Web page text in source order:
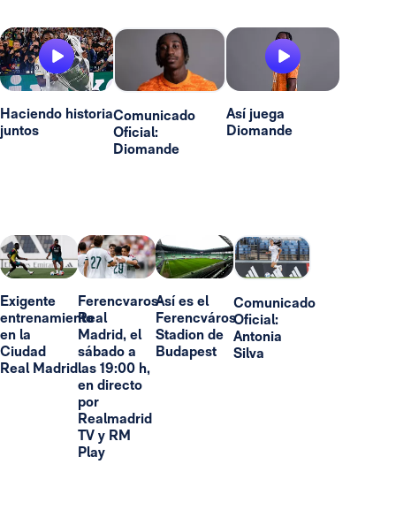
Haciendo historia
juntos
Comunicado
Oficial:
Diomande
Así juega
Diomande
Exigente
entrenamiento
en la
Ciudad
Real Madrid
Ferencvaros-
Real
Madrid, el
sábado a
las 19:00 h,
en directo
por
Realmadrid
TV y RM
Play
Así es el
Ferencváros
Stadion de
Budapest
Comunicado
Oficial:
Antonia
Silva